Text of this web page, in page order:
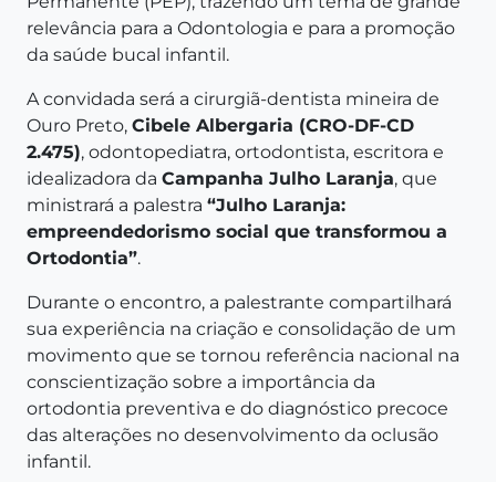
relevância para a Odontologia e para a promoção
da saúde bucal infantil.
A convidada será a cirurgiã-dentista mineira de
Ouro Preto, Cibele Albergaria (CRO-DF-CD
2.475), odontopediatra, ortodontista, escritora e
idealizadora da Campanha Julho Laranja, que
ministrará a palestra “Julho Laranja:
empreendedorismo social que transformou a
Ortodontia”.
Durante o encontro, a palestrante compartilhará
sua experiência na criação e consolidação de um
movimento que se tornou referência nacional na
conscientização sobre a importância da
ortodontia preventiva e do diagnóstico precoce
das alterações no desenvolvimento da oclusão
infantil.